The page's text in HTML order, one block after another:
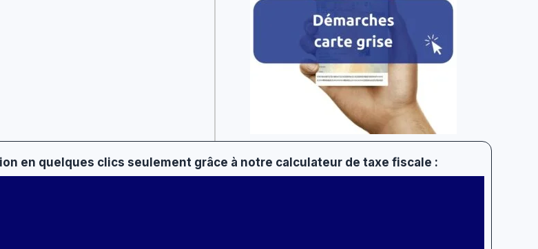
en quelques clics seulement grâce à notre calculateur de taxe fiscale :